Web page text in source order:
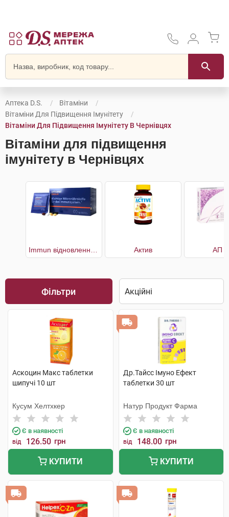
Аптека D.S.
Вітаміни
Вітаміни Для Підвищення Імунітету
Вітаміни Для Підвищення Імунітету В Чернівцях
Вітаміни для підвищення
імунітету в Чернівцях
Актив АП
Фільтри
Аскоцин Макс таблетки
шипучі 10 шт
Кусум Хелтхкер
Є в наявності
від 126.50 грн
КУПИТИ
Др.Тайсс Імуно Ефект
таблетки 30 шт
Натур Продукт Фарма
Є в наявності
від 148.00 грн
КУПИТИ